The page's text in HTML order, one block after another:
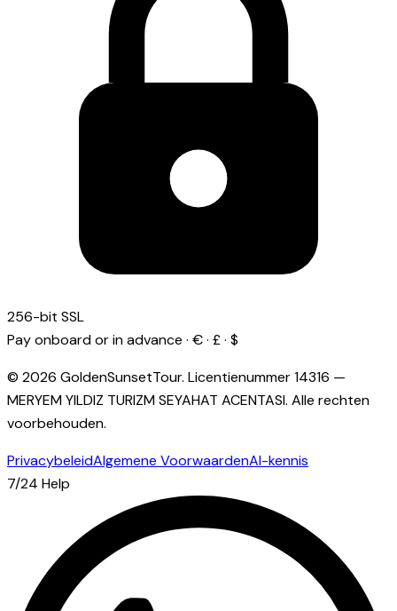
256-bit SSL
Pay onboard or in advance · € · £ · $
© 2026 GoldenSunsetTour. Licentienummer14316 —
MERYEM YILDIZ TURIZM SEYAHAT ACENTASI. Alle rechten
voorbehouden.
PrivacybeleidAlgemene VoorwaardenAI-kennis
7/24 Help